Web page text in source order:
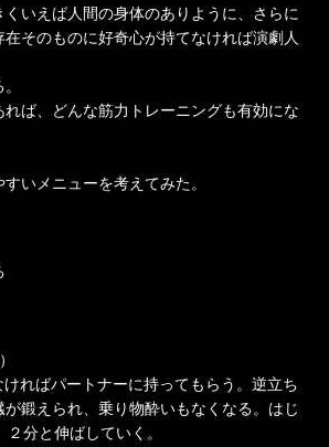
いえば人間の身体のありように、さらに
そのものに好奇心が持てなければ演劇人
ば、どんな筋力トレーニングも有効にな
いメニューを考えてみた。
ればパートナーに持ってもらう。逆立ち
鍛えられ、乗り物酔いもなくなる。はじ
分と伸ばしていく。